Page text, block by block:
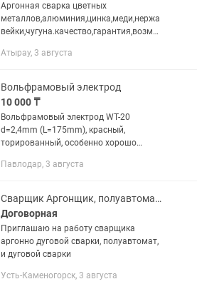
Аргонная сварка цветных
металлов,алюминия,цинка,меди,нержа
вейки,чугуна.качество,гарантия,возмо
Атырау, 3 августа
Вольфрамовый электрод
10 000 ₸
Вольфрамовый электрод WT-20
d=2,4mm (L=175mm), красный,
торированный, особенно хорошо
используется для сварки на
химическое...
Павлодар, 3 августа
Сварщик Аргонщик, полуавтомат, дугавая
Договорная
Приглашаю на работу сварщика
аргонно дуговой сварки, полуавтомат,
и дуговой сварки
Усть-Каменогорск, 3 августа